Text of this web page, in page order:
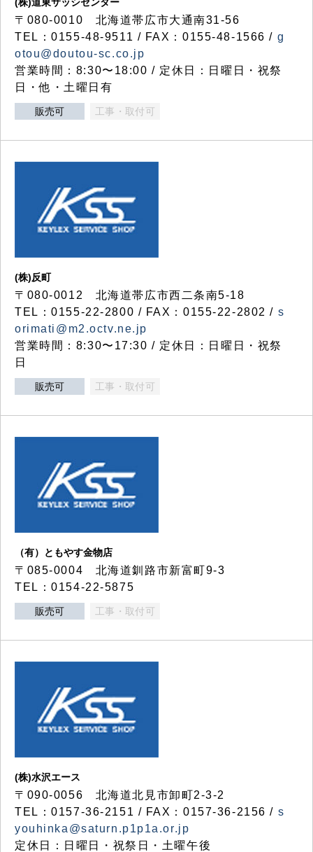
〒080-0010 北海道帯広市大通南31-56
TEL：0155-48-9511 / FAX：0155-48-1566 / g
otou@doutou-sc.co.jp
営業時間：8:30〜18:00 / 定休日：日曜日・祝祭
日・他・土曜日有
販売可 工事・取付可
(株)反町
〒080-0012 北海道帯広市西二条南5-18
TEL：0155-22-2800 / FAX：0155-22-2802 / s
orimati@m2.octv.ne.jp
営業時間：8:30〜17:30 / 定休日：日曜日・祝祭
日
販売可 工事・取付可
（有）ともやす金物店
〒085-0004 北海道釧路市新富町9-3
TEL：0154-22-5875
販売可 工事・取付可
(株)水沢エース
〒090-0056 北海道北見市卸町2-3-2
TEL：0157-36-2151 / FAX：0157-36-2156 / s
youhinka@saturn.p1p1a.or.jp
定休日：日曜日・祝祭日・土曜午後